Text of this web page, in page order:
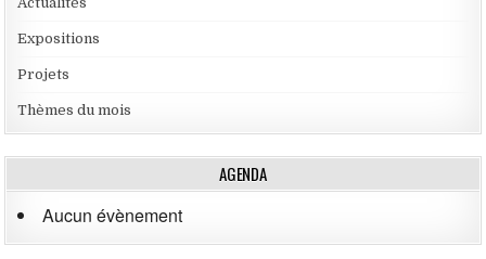
Expositions
Projets
Thèmes du mois
AGENDA
Aucun évènement